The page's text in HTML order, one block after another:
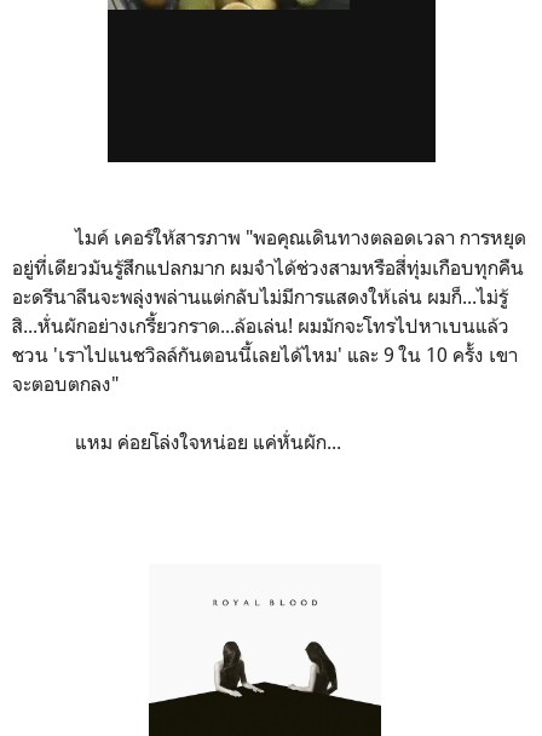
ไมค์ เคอร์ให้สารภาพ "พอคุณเดินทางตลอดเวลา การหยุด
อยู่ที่เดียวมันรู้สึกแปลกมาก ผมจำได้ช่วงสามหรือสี่ทุ่มเกือบทุกคืน
อะดรีนาลีนจะพลุ่งพล่านแต่กลับไม่มีการแสดงให้เล่น ผมก็...ไม่รู้
สิ...หั่นผักอย่างเกรี้ยวกราด...ล้อเล่น! ผมมักจะโทรไปหาเบนแล้ว
ชวน 'เราไปแนชวิลล์กันตอนนี้เลยได้ไหม' และ 9 ใน 10 ครั้ง เขา
จะตอบตกลง"
แหม ค่อยโล่งใจหน่อย แค่หั่นผัก...